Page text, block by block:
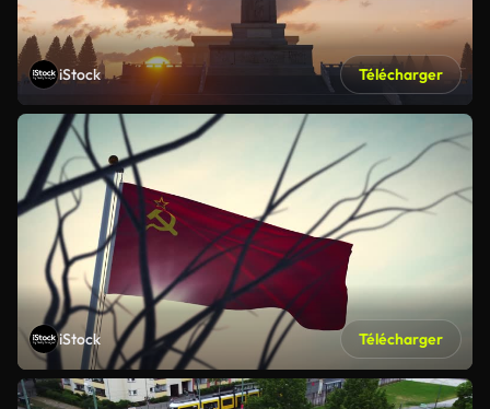
iStock Télécharger
iStock Télécharger